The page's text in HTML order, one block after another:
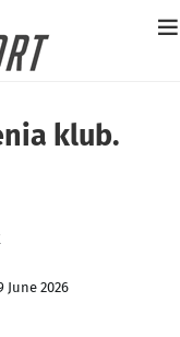
klub.
June 2026